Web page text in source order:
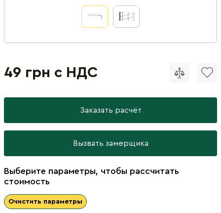
49 грн с НДС
Заказать расчёт
Вызвать замерщика
Выберите параметры, чтобы рассчитать
стоимость
Очистить параметры